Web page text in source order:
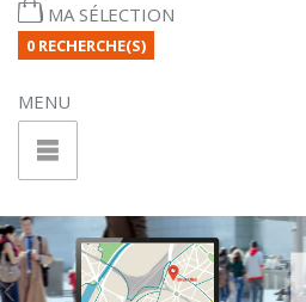
MA SÉLECTION
0 RECHERCHE(S)
MENU